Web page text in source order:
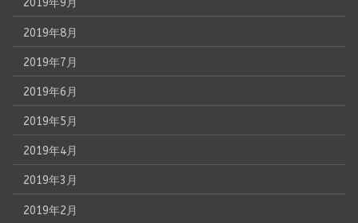
2019年9月
2019年8月
2019年7月
2019年6月
2019年5月
2019年4月
2019年3月
2019年2月